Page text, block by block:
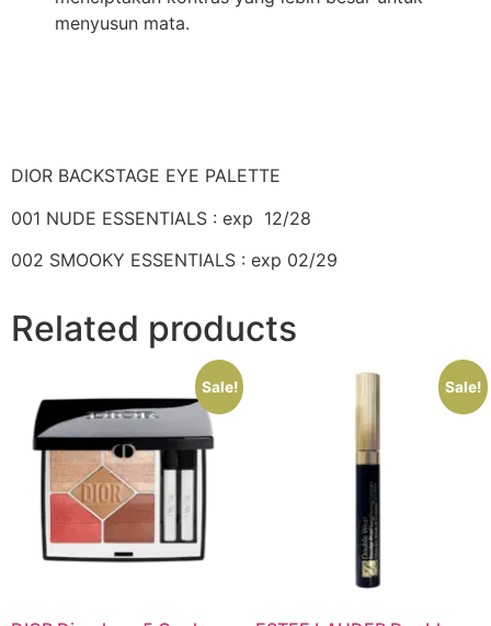
menyusun mata.
DIOR BACKSTAGE EYE PALETTE
001 NUDE ESSENTIALS : exp 12/28
002 SMOOKY ESSENTIALS : exp 02/29
Related products
Sale! Sale!